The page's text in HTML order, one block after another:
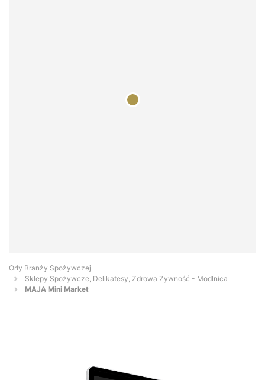
Orły Branży Spożywczej
Sklepy Spożywcze, Delikatesy, Zdrowa Żywność - Modlnica
MAJA Mini Market